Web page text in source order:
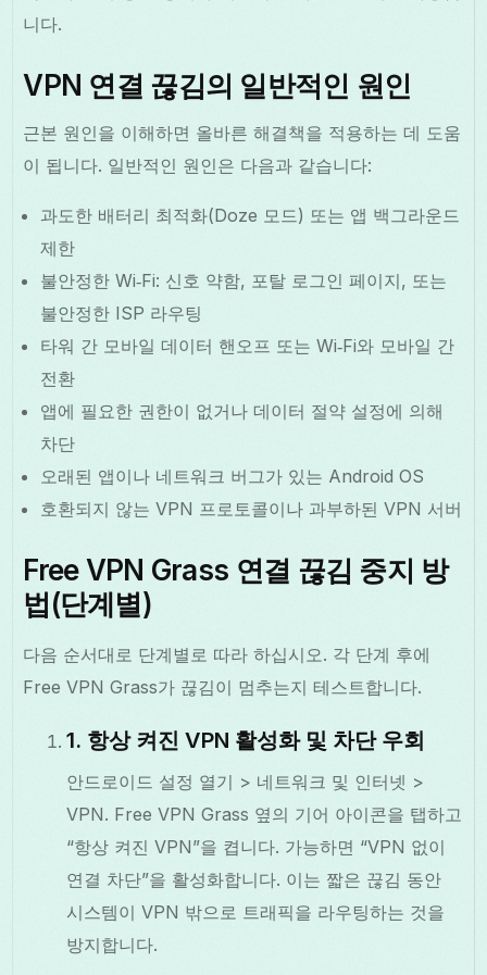
니다.
VPN 연결 끊김의 일반적인 원인
근본 원인을 이해하면 올바른 해결책을 적용하는 데 도움
이 됩니다. 일반적인 원인은 다음과 같습니다:
과도한 배터리 최적화(Doze 모드) 또는 앱 백그라운드
제한
불안정한 Wi‑Fi: 신호 약함, 포탈 로그인 페이지, 또는
불안정한 ISP 라우팅
타워 간 모바일 데이터 핸오프 또는 Wi‑Fi와 모바일 간
전환
앱에 필요한 권한이 없거나 데이터 절약 설정에 의해
차단
오래된 앱이나 네트워크 버그가 있는 Android OS
호환되지 않는 VPN 프로토콜이나 과부하된 VPN 서버
Free VPN Grass 연결 끊김 중지 방
법(단계별)
다음 순서대로 단계별로 따라 하십시오. 각 단계 후에
Free VPN Grass가 끊김이 멈추는지 테스트합니다.
1. 항상 켜진 VPN 활성화 및 차단 우회
안드로이드 설정 열기 > 네트워크 및 인터넷 >
VPN. Free VPN Grass 옆의 기어 아이콘을 탭하고
“항상 켜진 VPN”을 켭니다. 가능하면 “VPN 없이
연결 차단”을 활성화합니다. 이는 짧은 끊김 동안
시스템이 VPN 밖으로 트래픽을 라우팅하는 것을
방지합니다.